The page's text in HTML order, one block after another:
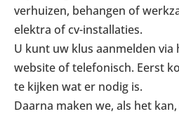
verhuizen, behangen of
elektra of cv-installaties.
U kunt uw klus aanmelden
website of telefonisch. Eerst
te kijken wat er nodig is.
Daarna maken we, als het